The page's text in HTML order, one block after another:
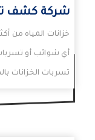
شركة كشف
خزانات المياه من
أي شوائب أو
تسربات الخزانات